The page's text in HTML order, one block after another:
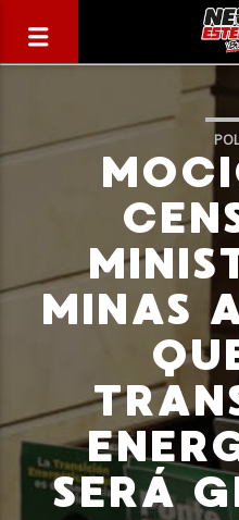
CANCIÓN ACTUAL
TÍTULO
ARTISTA
MINAS
SERÁ